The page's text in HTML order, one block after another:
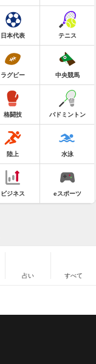
日本代表 テニス
ラグビー 中央競馬
格闘技 バドミントン
陸上 水泳
ビジネス eスポーツ
占い すべて